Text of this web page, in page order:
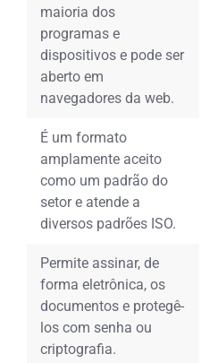
maioria dos
programas e
dispositivos e pode ser
aberto em
navegadores da web.
É um formato
amplamente aceito
como um padrão do
setor e atende a
diversos padrões ISO.
Permite assinar, de
forma eletrônica, os
documentos e protegê-
los com senha ou
criptografia.